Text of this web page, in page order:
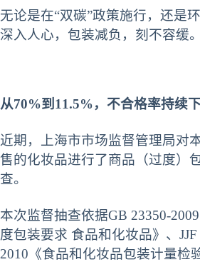
无论是在“双碳”政策施行，还是
深入人心，包装减负，刻不容缓。
从70%到 11.5%，不合格率持续
近期，上海市市场监督管理局对
售的化妆品进行了商品（过度）
查。
本次监督抽查依据GB 23350-
度包装要求 食品和化妆品》、JJF
2010《食品和化妆品包装计量检